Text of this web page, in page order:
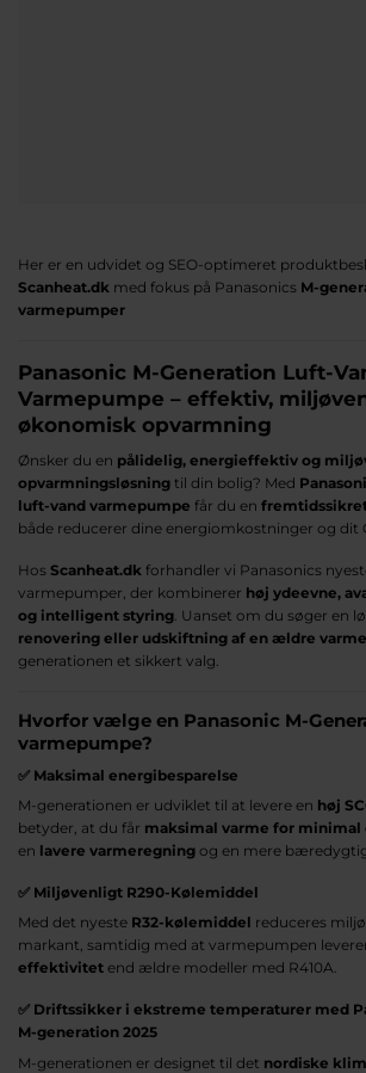
Her er en udvidet og SEO-optimeret
Scanheat.dk med fokus på Panasonics M-
varmepumper
Panasonic M-Generation Luft-
Varmepumpe – effektiv,
økonomisk opvarmning
Ønsker du en pålidelig, energieffektiv og
opvarmningsløsning til din bolig? Med
luft-vand varmepumpe får du en
både reducerer dine energiomkostninger og dit
Hos Scanheat.dk forhandler vi Panasonics
varmepumper, der kombinerer høj ydeevne,
og intelligent styring . Uanset om du søger en
renovering eller udskiftning af en ældre
generationen et sikkert valg.
Hvorfor vælge en Panasonic M-
varmepumpe?
✅ Maksimal energibesparelse
M-generationen er udviklet til at levere en høj
betyder, at du får maksimal varme for minimal
en lavere varmeregning og en mere
✅ Miljøvenligt R290-Kølemiddel
Med det nyeste R32-kølemiddel reduceres
markant, samtidig med at varmepumpen
effektivitet end ældre modeller med R410A.
✅ Driftssikker i ekstreme temperaturer med
M-generation 2025
M-generationen er designet til det nordiske